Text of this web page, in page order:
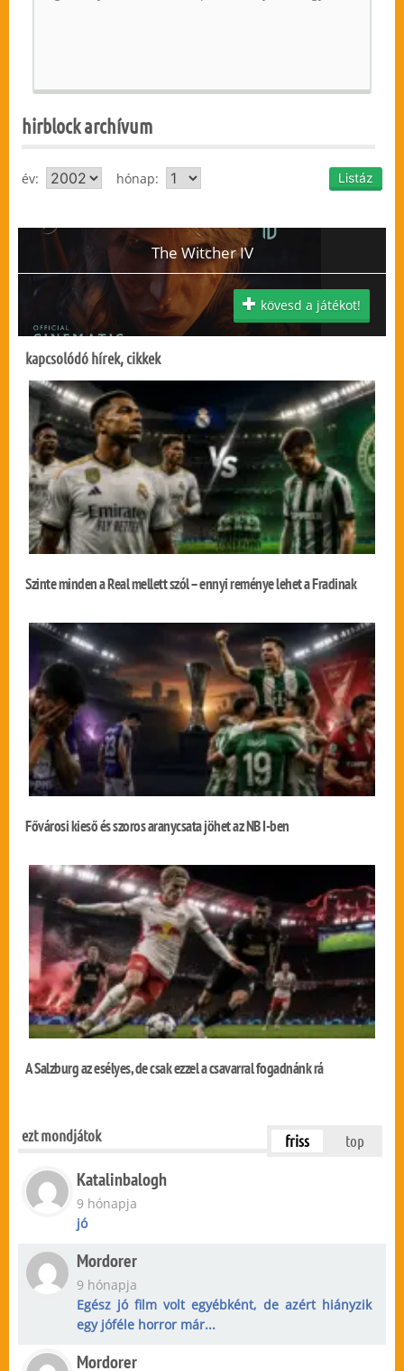
hirblock archívum
év: hónap:
The Witcher IV
kövesd a játékot!
kapcsolódó hírek, cikkek
Szinte minden a Real mellett szól – ennyi reménye lehet a Fradinak
Fővárosi kieső és szoros aranycsata jöhet az NB I-ben
A Salzburg az esélyes, de csak ezzel a csavarral fogadnánk rá
ezt mondjátok friss top
Katalinbalogh
9 hónapja
jó
Mordorer
9 hónapja
Egész jó film volt egyébként, de azért hiányzik
egy jóféle horror már...
Mordorer